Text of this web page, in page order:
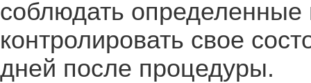
соблюдать
контролировать свое
дней после процедуры.